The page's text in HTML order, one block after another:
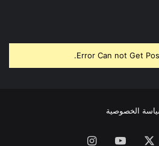
Error Can not Get
الخصوصية
يوتيوبانستقرام